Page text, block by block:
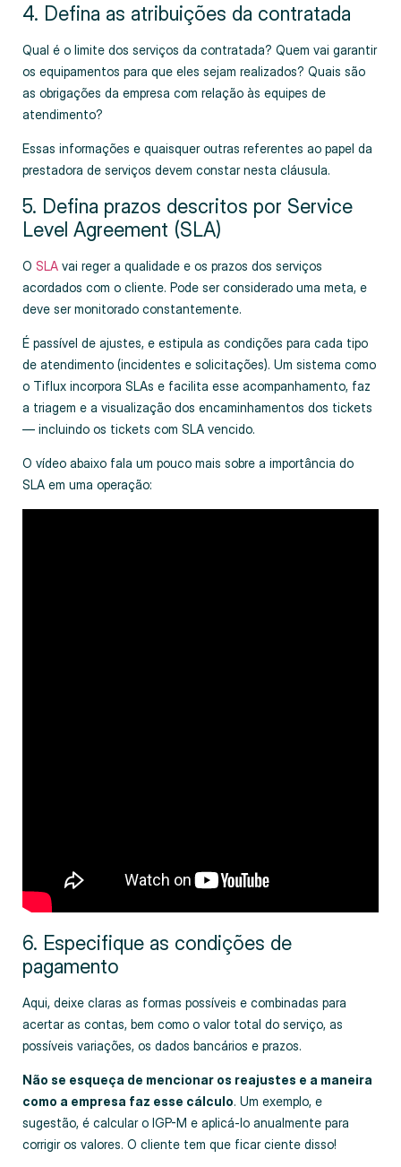
4. Defina as atribuições da contratada
Qual é o limite dos serviços da contratada? Quem vai garantir
os equipamentos para que eles sejam realizados? Quais são
as obrigações da empresa com relação às equipes de
atendimento?
Essas informações e quaisquer outras referentes ao papel da
prestadora de serviços devem constar nesta cláusula.
5. Defina prazos descritos por Service
Level Agreement (SLA)
O SLA vai reger a qualidade e os prazos dos serviços
acordados com o cliente. Pode ser considerado uma meta, e
deve ser monitorado constantemente.
É passível de ajustes, e estipula as condições para cada tipo
de atendimento (incidentes e solicitações). Um sistema como
o Tiflux incorpora SLAs e facilita esse acompanhamento, faz
a triagem e a visualização dos encaminhamentos dos tickets
— incluindo os tickets com SLA vencido.
O vídeo abaixo fala um pouco mais sobre a importância do
SLA em uma operação:
6. Especifique as condições de
pagamento
Aqui, deixe claras as formas possíveis e combinadas para
acertar as contas, bem como o valor total do serviço, as
possíveis variações, os dados bancários e prazos.
Não se esqueça de mencionar os reajustes e a maneira
como a empresa faz esse cálculo. Um exemplo, e
sugestão, é calcular o IGP-M e aplicá-lo anualmente para
corrigir os valores. O cliente tem que ficar ciente disso!